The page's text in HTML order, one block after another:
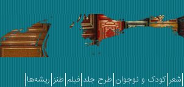
شعر کودک و نوجوان طرح جلد فیلم طنز ریشه‌ها